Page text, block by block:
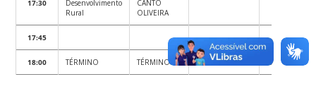
17:30
Desenvolvimento
Rural
CANTO
OLIVEIRA
17:45
18:00 TÉRMINO TÉRMINO TÉRMINO TÉRMINO